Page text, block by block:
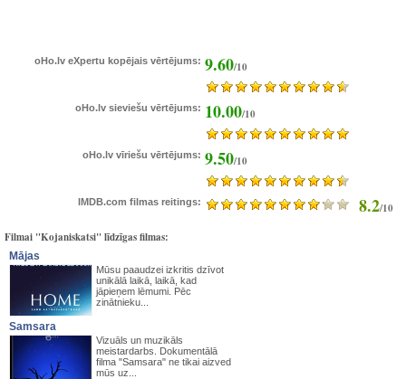
oHo.lv eXpertu kopējais vērtējums: 9.60/10
oHo.lv sieviešu vērtējums: 10.00/10
oHo.lv vīriešu vērtējums: 9.50/10
IMDB.com filmas reitings: 8.2/10
Filmai "Kojaniskatsi" līdzīgas filmas:
Mājas
Mūsu paaudzei izkritis dzīvot
unikālā laikā, laikā, kad
jāpieņem lēmumi. Pēc
zinātnieku...
Samsara
Vizuāls un muzikāls
meistardarbs. Dokumentālā
filma "Samsara" ne tikai aizved
mūs uz...